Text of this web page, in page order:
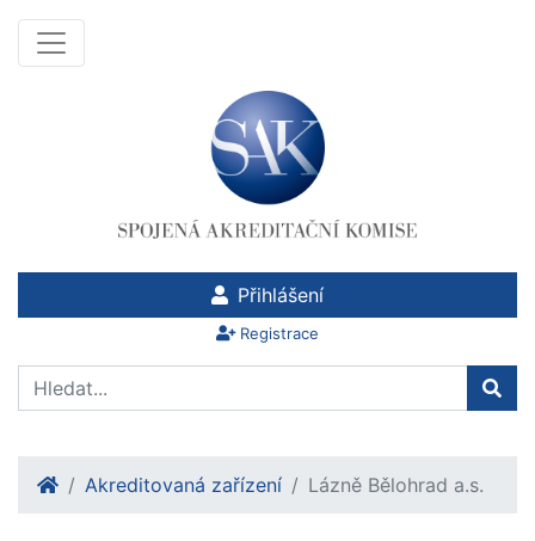
Přihlášení
Registrace
Akreditovaná zařízení Lázně Bělohrad a.s.